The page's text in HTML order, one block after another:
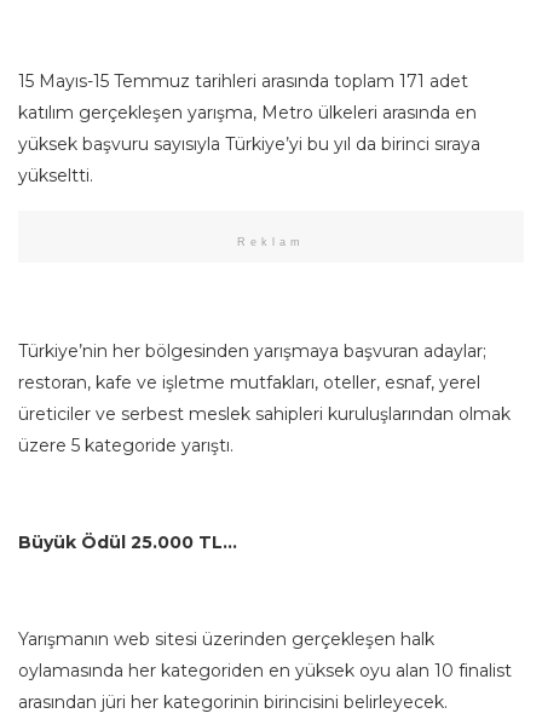
15 Mayıs-15 Temmuz tarihleri arasında toplam 171 adet
katılım gerçekleşen yarışma, Metro ülkeleri arasında en
yüksek başvuru sayısıyla Türkiye’yi bu yıl da birinci sıraya
yükseltti.
Reklam
Türkiye’nin her bölgesinden yarışmaya başvuran adaylar;
restoran, kafe ve işletme mutfakları, oteller, esnaf, yerel
üreticiler ve serbest meslek sahipleri kuruluşlarından olmak
üzere 5 kategoride yarıştı.
Büyük Ödül 25.000 TL…
Yarışmanın web sitesi üzerinden gerçekleşen halk
oylamasında her kategoriden en yüksek oyu alan 10 finalist
arasından jüri her kategorinin birincisini belirleyecek.